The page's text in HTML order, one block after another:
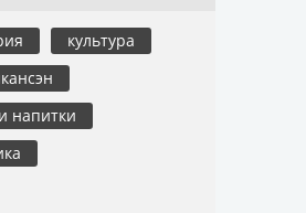
культура
напитки